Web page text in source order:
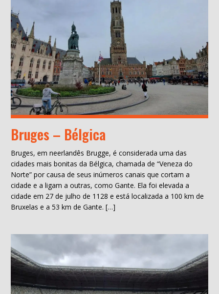
Bruges – Bélgica
Bruges, em neerlandês Brugge, é considerada uma das
cidades mais bonitas da Bélgica, chamada de “Veneza do
Norte” por causa de seus inúmeros canais que cortam a
cidade e a ligam a outras, como Gante. Ela foi elevada a
cidade em 27 de julho de 1128 e está localizada a 100 km de
Bruxelas e a 53 km de Gante. […]